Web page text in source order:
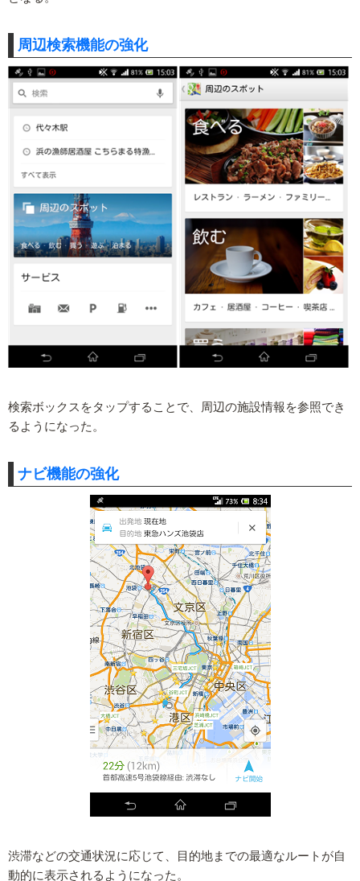
周辺検索機能の強化
検索ボックスをタップすることで、周辺の施設情報を参照でき
るようになった。
ナビ機能の強化
渋滞などの交通状況に応じて、目的地までの最適なルートが自
動的に表示されるようになった。